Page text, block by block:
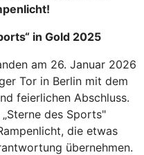
in Gold 2025
am 26. Januar 2026
Tor in Berlin mit dem
feierlichen Abschluss.
des Sports"
die etwas
übernehmen.